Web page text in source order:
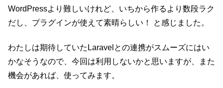
WordPressより難しいけれど、いちから作るより数段ラク
だし、プラグインが使えて素晴らしい！ と感じました。
わたしは期待していたLaravelとの連携がスムーズにはい
かなそうなので、今回は利用しないかと思いますが、また
機会があれば、使ってみます。